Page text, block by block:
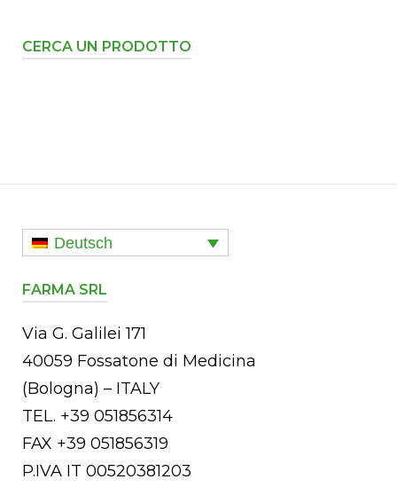
CERCA UN PRODOTTO
Deutsch
FARMA SRL
Via G. Galilei 171
40059 Fossatone di Medicina
(Bologna) – ITALY
TEL. +39 051856314
FAX +39 051856319
P.IVA IT 00520381203